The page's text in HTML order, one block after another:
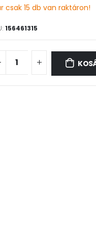
csak 15 db van raktáron!
156461315